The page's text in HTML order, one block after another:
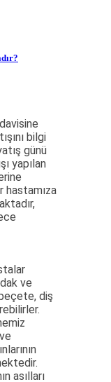
bilgi
günü
yapılan
hastamıza
ve
diş
asılları